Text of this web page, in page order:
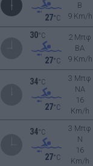
27°C
B
9 Km/h
30°C
27°C
2 Μπφ
BA
9 Km/h
34°C
27°C
3 Μπφ
NA
16
Km/h
34°C
27°C
3 Μπφ
N
16
Km/h